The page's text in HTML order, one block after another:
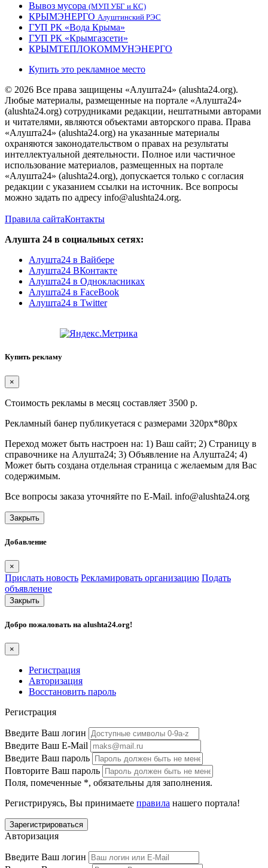
Вывоз мусора (МУП УБГ и КС)
КРЫМЭНЕРГО Алуштинский РЭС
ГУП РК «Вода Крыма»
ГУП РК «Крымгазсети»
КРЫМТЕПЛОКОММУНЭНЕРГО
Купить это рекламное место
© 2026 Все права защищены «Алушта24» (alushta24.org).
Любые материалы, размещенные на портале «Алушта24»
(alushta24.org) сотрудниками редакции, нештатными авторами
и читателями, являются объектами авторского права. Права
«Алушта24» (alushta24.org) на указанные материалы
охраняются законодательством о правах на результаты
интеллектуальной деятельности. Полное или частичное
использование материалов, размещенных на портале
«Алушта24» (alushta24.org), допускается только с согласия
редакции с указанием ссылки на источник. Все вопросы
можно задать по адресу info@alushta24.org.
Правила сайтаКонтакты
Алушта 24 в социальных сетях:
Алушта24 в Вайбере
Алушта24 ВКонтакте
Алушта24 в Однокласниках
Алушта24 в FaceBook
Алушта24 в Twitter
Купить рекламу
×
Стоимость рекламы в месяц составляет 3500 р.
Рекламный банер публикуетася с размерами 320px*80px
Переход может быть настроен на: 1) Ваш сайт; 2) Страницу в
справочнике на Алушта24; 3) Объявление на Алушта24; 4)
Может быть создана отдельная страница с желаемым для Вас
содержимым.
Все вопросы заказа уточняйте по E-Mail. info@alushta24.org
Закрыть
Добавление
×
Прислать новость Рекламировать организацию Подать
объявление
Закрыть
Добро пожаловать на alushta24.org!
×
Регистрация
Авторизация
Восстановить пароль
Регистрация
Введите Ваш логин
Введите Ваш E-Mail
Введите Ваш пароль
Повторите Ваш пароль
Поля, помеченные *, обязательны для заполнения.
Регистрируясь, Вы принимаете правила нашего портала!
Авторизация
Введите Ваш логин